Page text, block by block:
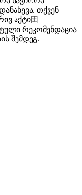
თქვენ
აქტი団
რეკომენდაცია
შემდეგ.